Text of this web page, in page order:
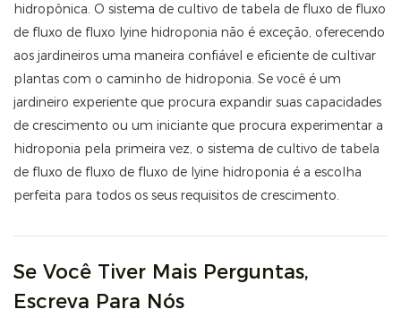
hidropônica. O sistema de cultivo de tabela de fluxo de fluxo
de fluxo de fluxo lyine hidroponia não é exceção, oferecendo
aos jardineiros uma maneira confiável e eficiente de cultivar
plantas com o caminho de hidroponia. Se você é um
jardineiro experiente que procura expandir suas capacidades
de crescimento ou um iniciante que procura experimentar a
hidroponia pela primeira vez, o sistema de cultivo de tabela
de fluxo de fluxo de fluxo de lyine hidroponia é a escolha
perfeita para todos os seus requisitos de crescimento.
Se Você Tiver Mais Perguntas,
Escreva Para Nós